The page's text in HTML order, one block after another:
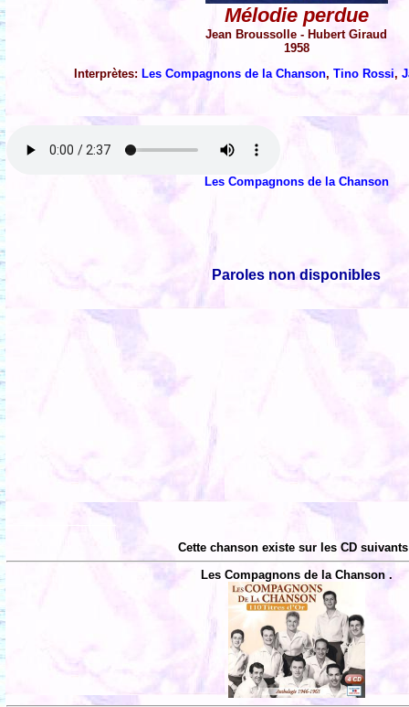
Mélodie perdue
Jean Broussolle - Hubert Giraud
1958
Interprètes: Les Compagnons de la Chanson, Tino Rossi,
Les Compagnons de la Chanson
Paroles non disponibles
Cette chanson existe sur les CD
Les Compagnons de la Chanson .